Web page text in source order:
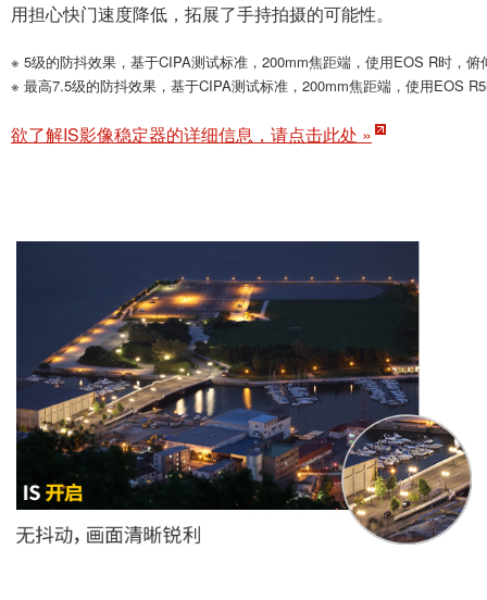
用担心快门速度降低，拓展了手持拍摄的可能性。
※ 5级的防抖效果，基于CIPA测试标准，200mm焦距端，使用EOS R时，俯
※ 最高7.5级的防抖效果，基于CIPA测试标准，200mm焦距端，使用EOS
欲了解IS影像稳定器的详细信息，请点击此处 »